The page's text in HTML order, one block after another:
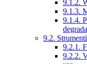
9.1.2.
9.1.3.
9.1.4.
9.2.
9.2.1.
9.2.2.